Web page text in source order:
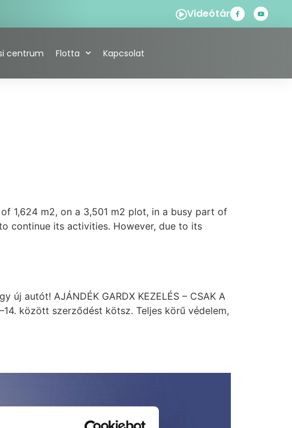
Videótár
centrum Flotta Kapcsolat
1,624 m2, on a 3,501 m2 plot, in a busy part of
continue its activities. However, due to its
autót! AJÁNDÉK GARDX KEZELÉS – CSAK A
között szerződést kötsz. Teljes körű védelem,